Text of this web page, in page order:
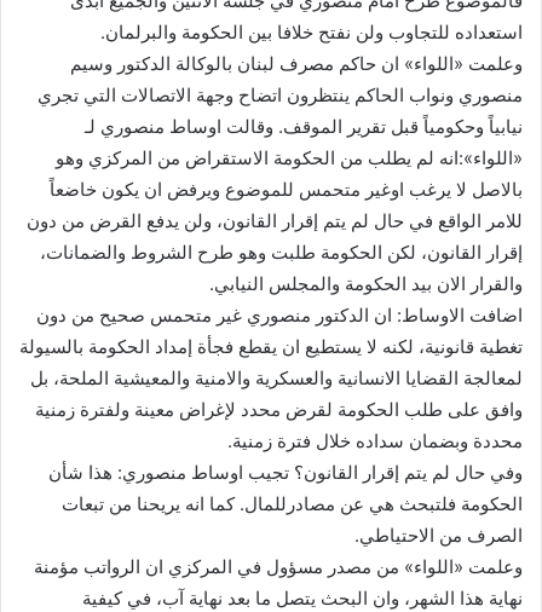
استعداده للتجاوب ولن نفتح خلافا بين الحكومة والبرلمان.
وعلمت «اللواء» ان حاكم مصرف لبنان بالوكالة الدكتور وسيم
منصوري ونواب الحاكم ينتظرون اتضاح وجهة الاتصالات التي تجري
نيابياً وحكومياً قبل تقرير الموقف. وقالت اوساط منصوري لـ
«اللواء»:انه لم يطلب من الحكومة الاستقراض من المركزي وهو
بالاصل لا يرغب اوغير متحمس للموضوع ويرفض ان يكون خاضعاً
للامر الواقع في حال لم يتم إقرار القانون، ولن يدفع القرض من دون
إقرار القانون، لكن الحكومة طلبت وهو طرح الشروط والضمانات،
والقرار الان بيد الحكومة والمجلس النيابي.
اضافت الاوساط: ان الدكتور منصوري غير متحمس صحيح من دون
تغطية قانونية، لكنه لا يستطيع ان يقطع فجأة إمداد الحكومة بالسيولة
لمعالجة القضايا الانسانية والعسكرية والامنية والمعيشية الملحة، بل
وافق على طلب الحكومة لقرض محدد لإغراض معينة ولفترة زمنية
محددة وبضمان سداده خلال فترة زمنية.
وفي حال لم يتم إقرار القانون؟ تجيب اوساط منصوري: هذا شأن
الحكومة فلتبحث هي عن مصادرللمال. كما انه يريحنا من تبعات
الصرف من الاحتياطي.
وعلمت «اللواء» من مصدر مسؤول في المركزي ان الرواتب مؤمنة
نهاية هذا الشهر، وان البحث يتصل ما بعد نهاية آب، في كيفية